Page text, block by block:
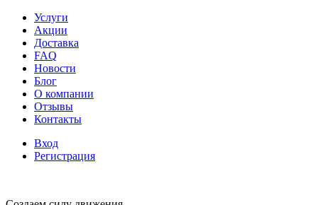
Услуги
Акции
Доставка
FAQ
Новости
Блог
О компании
Отзывы
Контакты
Вход
Регистрация